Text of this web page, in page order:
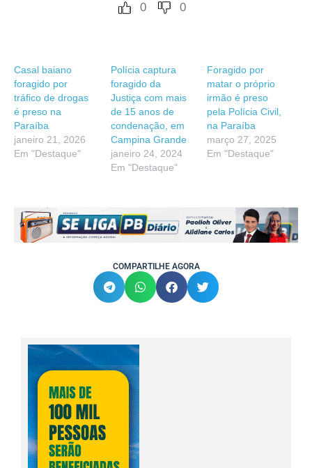
0 0
Casal baiano
foragido por
tráfico de drogas
é preso na
Paraíba
janeiro 21, 2026
Em "Destaque"
Polícia captura
foragido da
Justiça com mais
de 15 anos de
condenação, em
Campina Grande
janeiro 24, 2024
Em "Destaque"
Foragido por
matar o próprio
irmão é preso
pela Polícia Civil,
na Paraíba
março 27, 2025
Em "Destaque"
COMPARTILHE AGORA